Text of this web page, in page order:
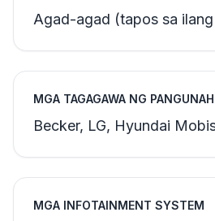
Agad-agad (tapos sa
MGA TAGAGAWA NG
Becker, LG, Hyundai
MGA INFOTAINMENT SYSTEM